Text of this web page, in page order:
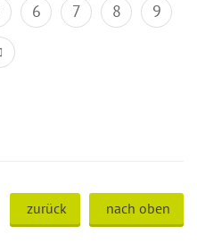
6 7 8
9
zurück nach oben